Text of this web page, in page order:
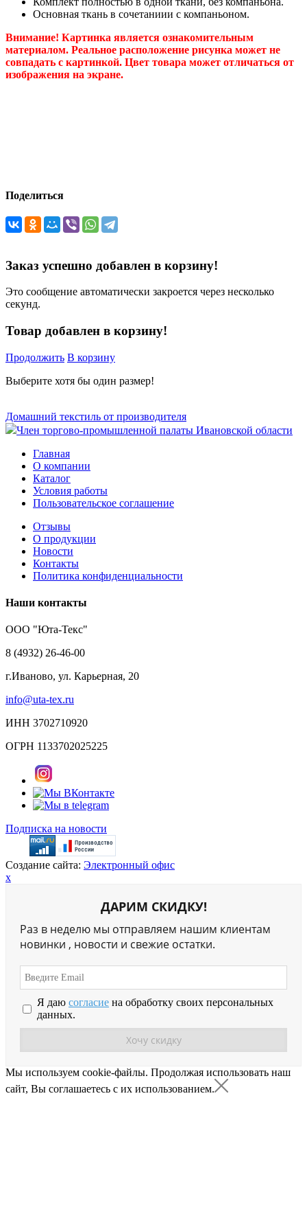
Основная ткань в сочетаниии с компаньоном.
Внимание! Картинка является ознакомительным
материалом. Реальное расположение рисунка может не
совпадать с картинкой. Цвет товара может отличаться от
изображения на экране.
Поделиться
Заказ успешно добавлен в корзину!
Это сообщение автоматически закроется через несколько
секунд.
Товар добавлен в корзину!
Продолжить В корзину
Выберите хотя бы один размер!
Домашний текстиль от производителя
Член торгово-промышленной палаты Ивановской области
Главная
О компании
Каталог
Условия работы
Пользовательское соглашение
Отзывы
О продукции
Новости
Контакты
Политика конфиденциальности
Наши контакты
ООО "Юта-Текс"
8 (4932) 26-46-00
г.Иваново, ул. Карьерная, 20
info@uta-tex.ru
ИНН 3702710920
ОГРН 1133702025225
Подписка на новости
Создание сайта: Электронный офис
x
ДАРИМ СКИДКУ!
Раз в неделю мы отправляем нашим клиентам
новинки , новости и свежие остатки.
Я даю согласие на обработку своих персональных
данных.
Мы используем cookie-файлы. Продолжая использовать наш
сайт, Вы соглашаетесь с их использованием.